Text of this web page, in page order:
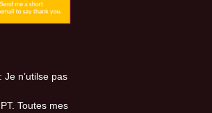
n’utilse pas
Toutes mes